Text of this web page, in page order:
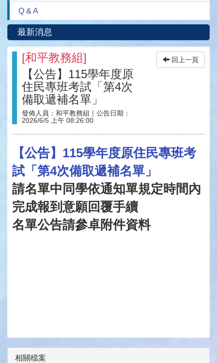
Q & A
最新消息
[和平教務組]
【公告】115學年度原
住民專班考試「第4次
備取遞補名單」
發佈人員： 和平教務組 ｜公告日期：
2026/6/5 上午 08:26:00
回上一頁
【公告】115學年度原住民專班考
試「第4次備取遞補名單」
請名單中同學依通知單規定時間內
完成報到意願回覆手續
名單公告請參卓附件資料
相關檔案